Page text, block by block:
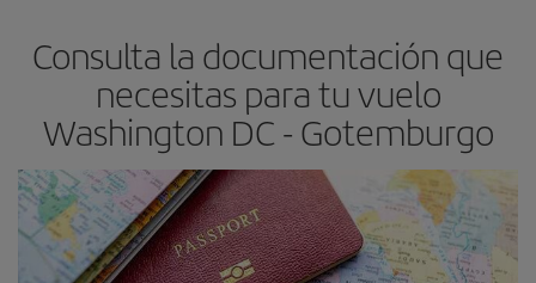
Consulta la documentación que
necesitas para tu vuelo
Washington DC - Gotemburgo